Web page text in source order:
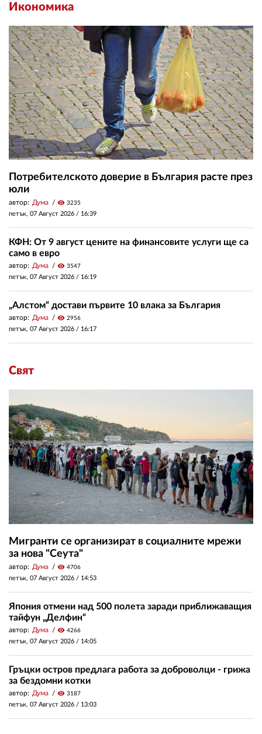
Икономика
Потребителското доверие в България расте през
юли
автор: Дума visibility 3235
петък, 07 Август 2026 / 16:39
КФН: От 9 август цените на финансовите услуги ще са
само в евро
автор: Дума visibility 3547
петък, 07 Август 2026 / 16:19
„Алстом“ достави първите 10 влака за България
автор: Дума visibility 2956
петък, 07 Август 2026 / 16:17
Свят
Мигранти се организират в социалните мрежи
за нова "Сеута"
автор: Дума visibility 4706
петък, 07 Август 2026 / 14:53
Япония отмени над 500 полета заради приближаващия
тайфун „Делфин“
автор: Дума visibility 4266
петък, 07 Август 2026 / 14:05
Гръцки остров предлага работа за доброволци - грижа
за бездомни котки
автор: Дума visibility 3187
петък, 07 Август 2026 / 13:03